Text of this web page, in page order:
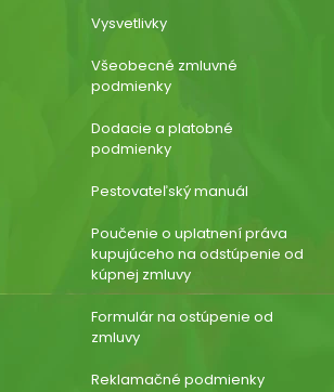
Vysvetlivky
Všeobecné zmluvné
podmienky
Dodacie a platobné
podmienky
Pestovateľský manuál
Poučenie o uplatnení práva
kupujúceho na odstúpenie od
kúpnej zmluvy
Formulár na ostúpenie od
zmluvy
Reklamačné podmienky